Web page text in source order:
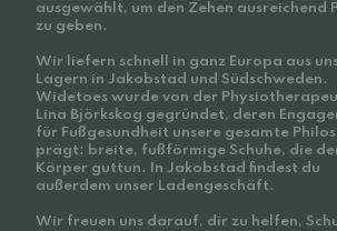
ausgewählt, um den Zehen ausreichend
zu geben.
Wir liefern schnell in ganz Europa aus
Lagern in Jakobstad und Südschweden.
Widetoes wurde von der
Lina Björkskog gegründet, deren
für Fußgesundheit unsere gesamte
prägt: breite, fußförmige Schuhe, die
Körper guttun. In Jakobstad findest du
außerdem unser Ladengeschäft.
Wir freuen uns darauf, dir zu helfen,